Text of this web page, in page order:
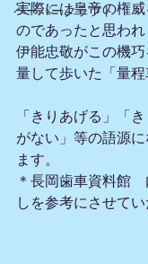
ペーパークラフト
実際には皇帝の権
のであったと思われ
伊能忠敬がこの機
量して歩いた「量程
「きりあげる」「
がない」等の語源
ます。
＊長岡歯車資料館
しを参考にさせてい